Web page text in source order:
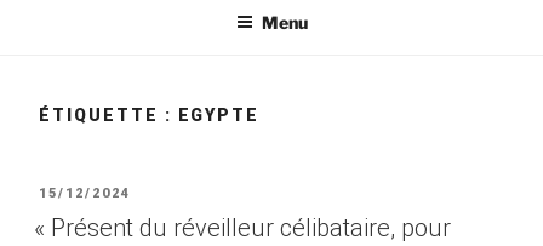
Menu
ÉTIQUETTE : EGYPTE
PUBLIÉ
LE
15/12/2024
« Présent du réveilleur célibataire, pour